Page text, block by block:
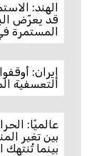
الهند:
قد يعرّض
المستمرة
إيران:
التعسفية
عالميًا:
بين تغير
بينما